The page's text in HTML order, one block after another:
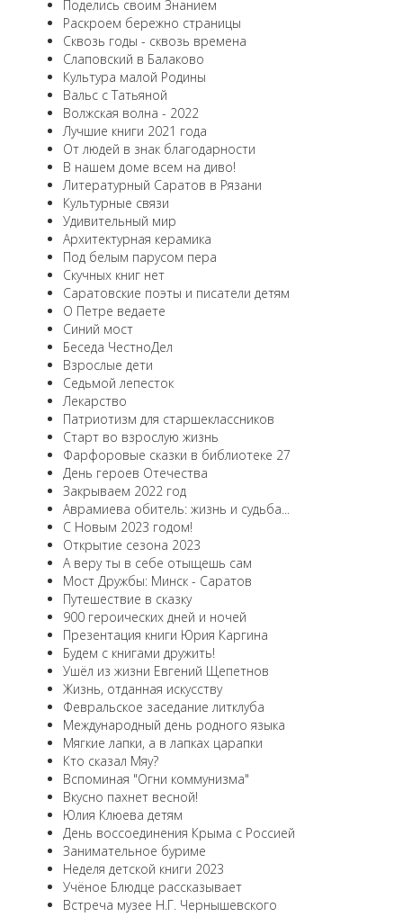
Поделись своим Знанием
Раскроем бережно страницы
Сквозь годы - сквозь времена
Слаповский в Балаково
Культура малой Родины
Вальс с Татьяной
Волжская волна - 2022
Лучшие книги 2021 года
От людей в знак благодарности
В нашем доме всем на диво!
Литературный Саратов в Рязани
Культурные связи
Удивительный мир
Архитектурная керамика
Под белым парусом пера
Скучных книг нет
Саратовские поэты и писатели детям
О Петре ведаете
Синий мост
Беседа ЧестноДел
Взрослые дети
Седьмой лепесток
Лекарство
Патриотизм для старшеклассников
Старт во взрослую жизнь
Фарфоровые сказки в библиотеке 27
День героев Отечества
Закрываем 2022 год
Аврамиева обитель: жизнь и судьба...
С Новым 2023 годом!
Открытие сезона 2023
А веру ты в себе отыщешь сам
Мост Дружбы: Минск - Саратов
Путешествие в сказку
900 героических дней и ночей
Презентация книги Юрия Каргина
Будем с книгами дружить!
Ушёл из жизни Евгений Щепетнов
Жизнь, отданная искусству
Февральское заседание литклуба
Международный день родного языка
Мягкие лапки, а в лапках царапки
Кто сказал Мяу?
Вспоминая "Огни коммунизма"
Вкусно пахнет весной!
Юлия Клюева детям
День воссоединения Крыма с Россией
Занимательное буриме
Неделя детской книги 2023
Учёное Блюдце рассказывает
Встреча музее Н.Г. Чернышевского